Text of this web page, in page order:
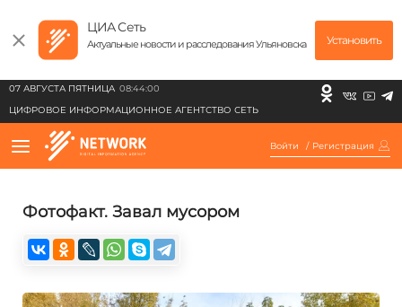
ЦИА Сеть
Актуальные новости и расследования Ульяновска Установить
07 АВГУСТА ПЯТНИЦА 08:44:00
ЦИФРОВОЕ ИНФОРМАЦИОННОЕ АГЕНТСТВО СЕТЬ
Войти / Регистрация
Фотофакт. Завал мусором